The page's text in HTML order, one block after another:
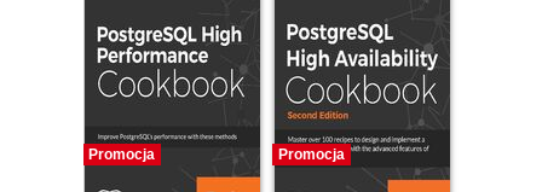
Promocja Promocja